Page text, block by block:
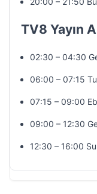
TV8 Yayın
02:30 – 04:30
06:00 – 07:15
07:15 – 09:00
09:00 – 12:30
12:30 – 16:00